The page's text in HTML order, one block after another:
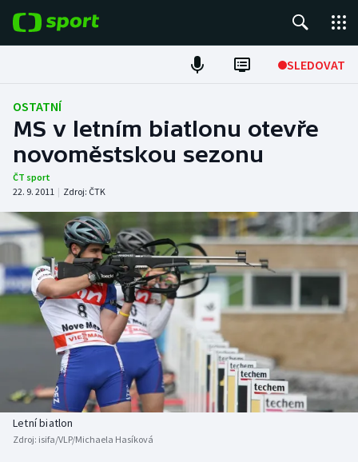
SLEDOVAT
Fotbal
Hokej
Tenis
Atletika
Cyklistika
DALŠÍ SPORTY
Americký fotbal
Baseball a softbal
Basketbal
Biatlon
NEPŘEHLÉDNĚTE
Soutěže
Historické návraty
Aplikace ČT sport
OSTATNÍ
MS v letním biatlonu otevře
novoměstskou sezonu
ČT sport
22. 9. 2011 | Zdroj: ČTK
Letní biatlon
Zdroj: isifa/VLP/Michaela Hasíková